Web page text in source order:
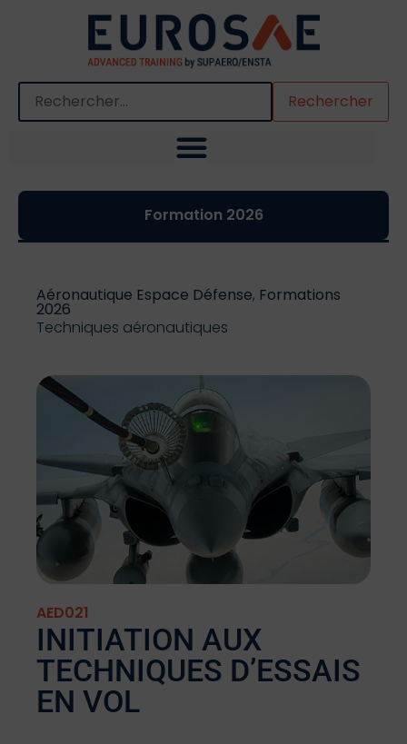
Quand les résultats de l'auto-complétion sont
Formation 2026
Aéronautique Espace Défense, Formations
2026
Techniques aéronautiques
AED021
INITIATION AUX
TECHNIQUES D’ESSAIS
EN VOL